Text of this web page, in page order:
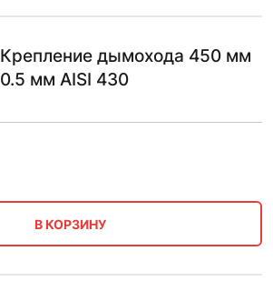
Крепление дымохода 450 мм
0.5 мм AISI 430
В КОРЗИНУ